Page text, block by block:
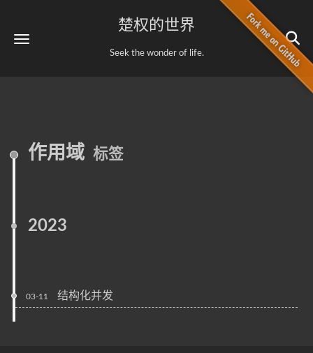
楚权的世界
Seek the wonder of life.
作用域 标签
2023
03-11 结构化并发